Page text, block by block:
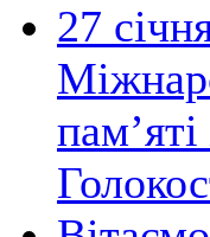
27